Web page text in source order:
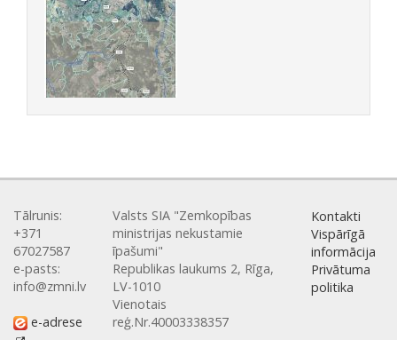
Tālrunis:
+371
67027587
e-pasts:
info@zmni.lv
e-adrese
Valsts SIA "Zemkopības
ministrijas nekustamie
īpašumi"
Republikas laukums 2, Rīga,
LV-1010
Vienotais
reģ.Nr.40003338357
Kontakti
Vispārīgā
informācija
Privātuma
politika